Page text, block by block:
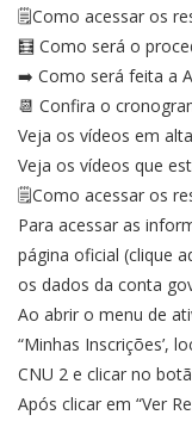
🗒️Como acessar os
🧮 Como será o
➡️ Como será feita a
📆 Confira o
Veja os vídeos em
Veja os vídeos que
🗒️Como acessar os
Para acessar as
página oficial (clique
os dados da conta
Ao abrir o menu de
“Minhas Inscrições’,
CNU 2 e clicar no
Após clicar em “Ver